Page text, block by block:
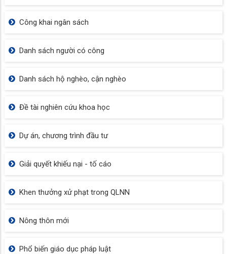
Công khai ngân sách
Danh sách người có công
Danh sách hộ nghèo, cận nghèo
Đề tài nghiên cứu khoa học
Dự án, chương trình đầu tư
Giải quyết khiếu nại - tố cáo
Khen thưởng xử phạt trong QLNN
Nông thôn mới
Phổ biến giáo dục pháp luật